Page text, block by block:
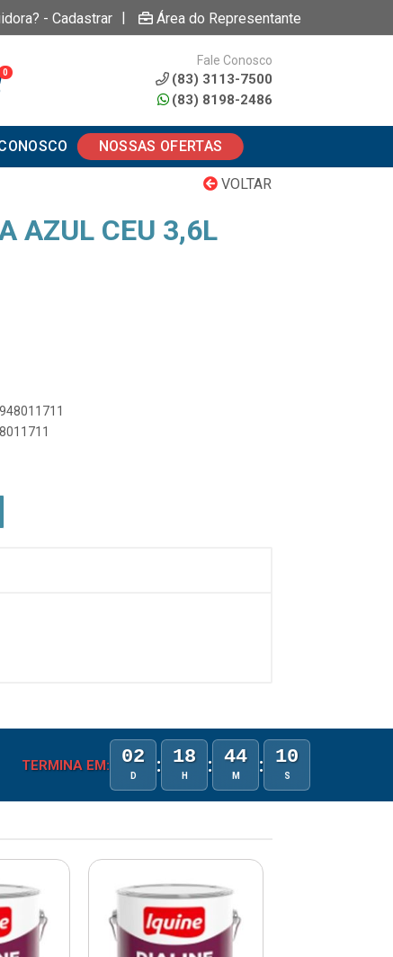
- Cadastrar | Área do Representante
0
Fale Conosco
(83) 3113-7500
(83) 8198-2486
NOSSAS OFERTAS
VOLTAR
AZUL CEU 3,6L
TERMINA EM: 02
D : 18
H : 44
M : 09
S